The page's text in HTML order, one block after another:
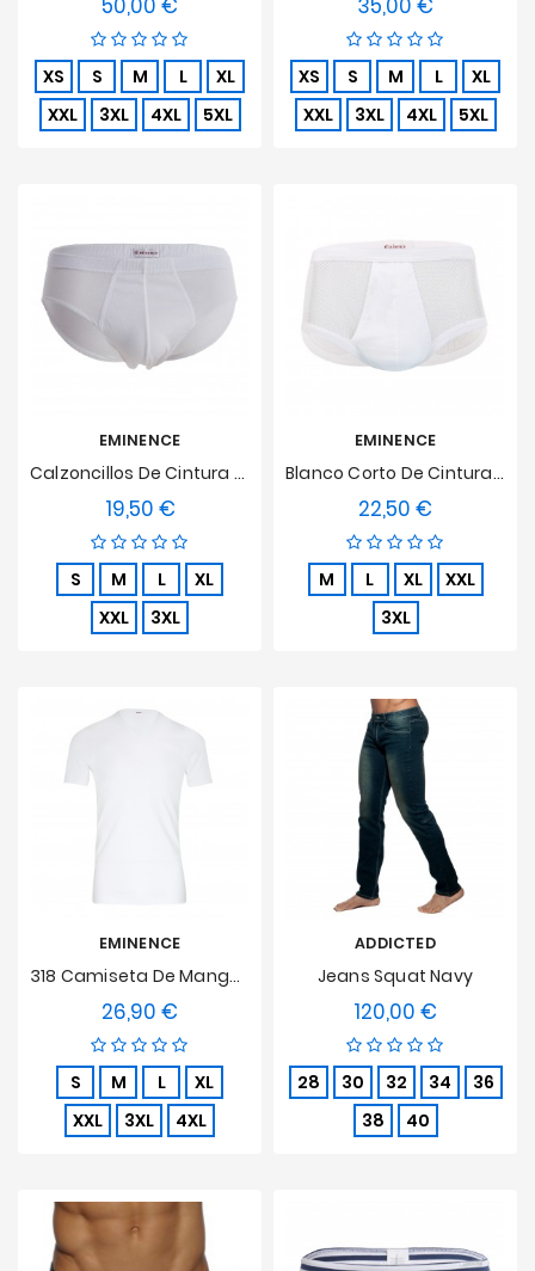
50,00 €
XS S M L
XL
XXL
3XL 4XL 5XL
35,00 €
XS S M L
XL
XXL
3XL 4XL 5XL
EMINENCE
Calzoncillos De Cintura Baja Algodón Egipcio Luxor Eminence - Blanco
19,50 €Precio
S M L
XL
XXL
3XL
EMINENCE
Blanco Corto De Cintura Alta, Puntada Suave
22,50 €
M L XL
XXL
3XL
EMINENCE
318 Camiseta De Manga Corta De Algodón Puro V Cuello En Blanco
26,90 €
S M L
XL
XXL
3XL 4XL
ADDICTED
Jeans Squat Navy
120,00 €
28 30 32 34
36
38
40